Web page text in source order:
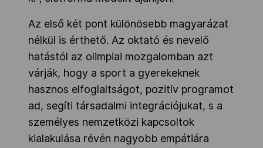
Adatbank
Az első két pont különösebb magyarázat
nélkül is érthető. Az oktató és nevelő
hatástól az olimpiai mozgalomban azt
várják, hogy a sport a gyerekeknek
hasznos elfoglaltságot, pozitív programot
ad, segíti társadalmi integrációjukat, s a
személyes nemzetközi kapcsoltok
kialakulása révén nagyobb empátiára